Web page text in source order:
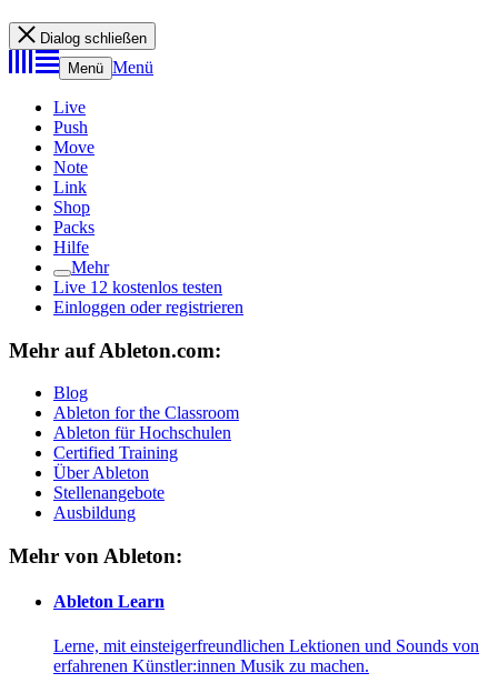
Dialog schließen
Menü Menü
Live
Push
Move
Note
Link
Shop
Packs
Hilfe
Mehr
Live 12 kostenlos testen
Einloggen oder registrieren
Mehr auf Ableton.com:
Blog
Ableton for the Classroom
Ableton für Hochschulen
Certified Training
Über Ableton
Stellenangebote
Ausbildung
Mehr von Ableton:
Ableton Learn
Lerne, mit einsteigerfreundlichen Lektionen und Sounds von
erfahrenen Künstler:innen Musik zu machen.